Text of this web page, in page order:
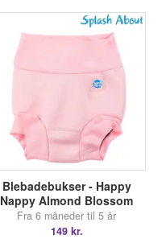
Blebadebukser - Happy
Nappy Almond Blossom
Fra 6 måneder til 5 år
149 kr.